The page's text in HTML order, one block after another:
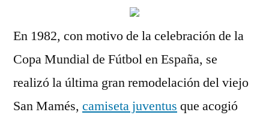
En 1982, con motivo de la celebración de la
Copa Mundial de Fútbol en España, se
realizó la última gran remodelación del viejo
San Mamés, camiseta juventus que acogió